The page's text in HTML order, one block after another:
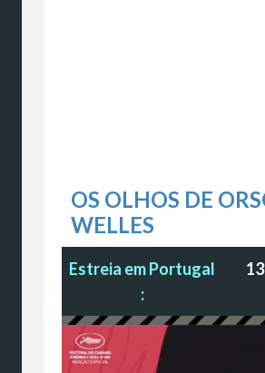
OS OLHOS DE
WELLES
Estreia em Portugal
: